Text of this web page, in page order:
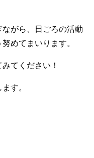
がら、日ごろの活動
めてまいります。
てください！
す。